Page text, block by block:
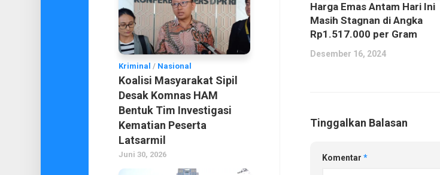
Harga Emas Antam Hari Ini
Masih Stagnan di Angka
Rp1.517.000 per Gram
Desember 16, 2024
Tinggalkan Balasan
Komentar *
Kriminal / Nasional
Koalisi Masyarakat Sipil
Desak Komnas HAM
Bentuk Tim Investigasi
Kematian Peserta
Latsarmil
Juni 30, 2026